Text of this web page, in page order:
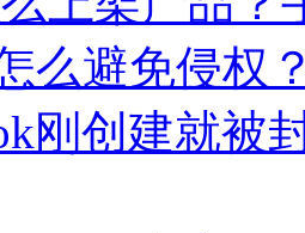
么避免侵权
刚创建就被